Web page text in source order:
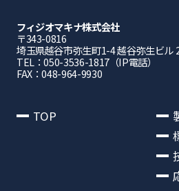
フィジオマキナ株式会社
〒343-0816
埼⽟県越⾕市弥⽣町1-4 越⾕弥⽣ビル
TEL：050-3536-1817（IP電話）
FAX：048-964-9930
TOP